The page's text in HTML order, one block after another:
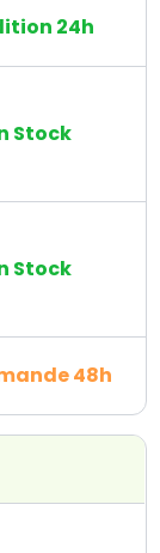
24h
Stock
Stock
48h